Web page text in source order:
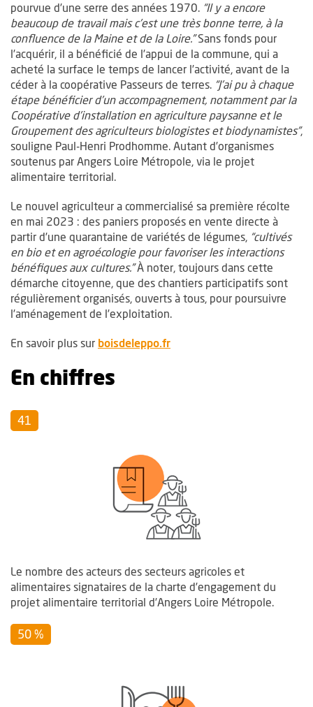
pourvue d’une serre des années 1970. “Il y a encore
beaucoup de travail mais c’est une très bonne terre, à la
confluence de la Maine et de la Loire.”Sans fonds pour
l’acquérir, il a bénéficié de l’appui de la commune, qui a
acheté la surface le temps de lancer l’activité, avant de la
céder à la coopérative Passeurs de terres. “J’ai pu à chaque
étape bénéficier d’un accompagnement, notamment par la
Coopérative d’installation en agriculture paysanne et le
Groupement des agriculteurs biologistes et biodynamistes”,
souligne Paul-Henri Prodhomme. Autant d’organismes
soutenus par Angers Loire Métropole, via le projet
alimentaire territorial.
Le nouvel agriculteur a commercialisé sa première récolte
en mai 2023 : des paniers proposés en vente directe à
partir d’une quarantaine de variétés de légumes, “cultivés
en bio et en agroécologie pour favoriser les interactions
bénéfiques aux cultures.”À noter, toujours dans cette
démarche citoyenne, que des chantiers participatifs sont
régulièrement organisés, ouverts à tous, pour poursuivre
l’aménagement de l’exploitation.
En savoir plus sur boisdeleppo.fr, Ouvre une nouvelle
En chiffres
41
Le nombre des acteurs des secteurs agricoles et
alimentaires signataires de la charte d’engagement du
projet alimentaire territorial d’Angers Loire Métropole.
50 %